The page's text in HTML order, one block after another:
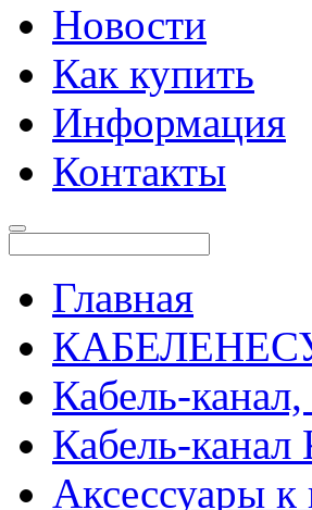
Новости
Как купить
Информация
Контакты
Главная
Кабель-
Кабель-канал
Аксессуары